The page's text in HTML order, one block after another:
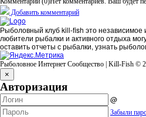
Добавить комментарий
Рыболовный клуб kill-fish это независимое
любители рыбалки и активного отдыха
оставить отчеты с рыбалки, узнать
Рыболовное Интернет Сообщество | Kill-Fish ©
×
Авторизация
@
Забыли